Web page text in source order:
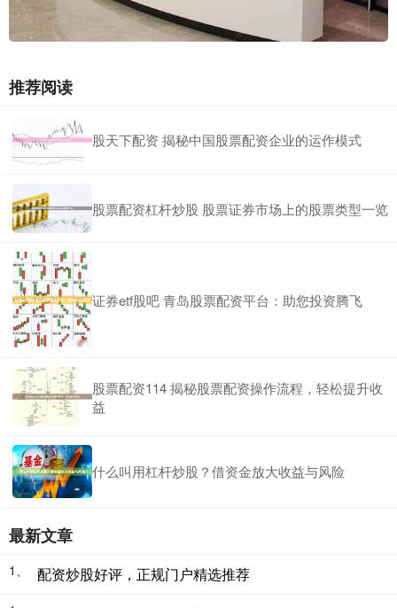
推荐阅读
股天下配资 揭秘中国股票配资企业的运作模式
股票配资杠杆炒股 股票证券市场上的股票类型一览
证券etf股吧 青岛股票配资平台：助您投资腾飞
股票配资114 揭秘股票配资操作流程，轻松提升收
益
什么叫用杠杆炒股？借资金放大收益与风险
最新文章
1、 配资炒股好评，正规门户精选推荐